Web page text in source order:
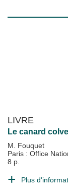
LIVRE
Le canard
M. Fouquet
Paris : Office
8 p.
Plus